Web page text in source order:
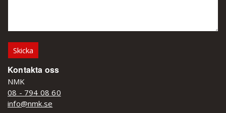
Kontakta oss
NMK
08 - 794 08 60
info@nmk.se